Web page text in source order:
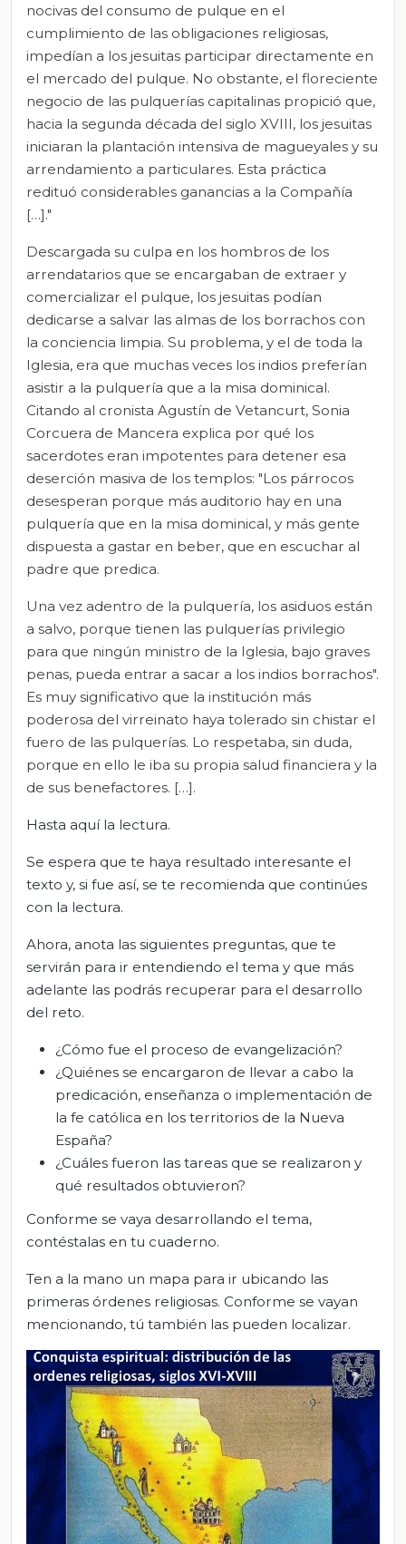
nocivas del consumo de pulque en el
cumplimiento de las obligaciones religiosas,
impedían a los jesuitas participar directamente en
el mercado del pulque. No obstante, el floreciente
negocio de las pulquerías capitalinas propició que,
hacia la segunda década del siglo XVIII, los jesuitas
iniciaran la plantación intensiva de magueyales y su
arrendamiento a particulares. Esta práctica
redituó considerables ganancias a la Compañía
[…]."
Descargada su culpa en los hombros de los
arrendatarios que se encargaban de extraer y
comercializar el pulque, los jesuitas podían
dedicarse a salvar las almas de los borrachos con
la conciencia limpia. Su problema, y el de toda la
Iglesia, era que muchas veces los indios preferían
asistir a la pulquería que a la misa dominical.
Citando al cronista Agustín de Vetancurt, Sonia
Corcuera de Mancera explica por qué los
sacerdotes eran impotentes para detener esa
deserción masiva de los templos: "Los párrocos
desesperan porque más auditorio hay en una
pulquería que en la misa dominical, y más gente
dispuesta a gastar en beber, que en escuchar al
padre que predica.
Una vez adentro de la pulquería, los asiduos están
a salvo, porque tienen las pulquerías privilegio
para que ningún ministro de la Iglesia, bajo graves
penas, pueda entrar a sacar a los indios borrachos".
Es muy significativo que la institución más
poderosa del virreinato haya tolerado sin chistar el
fuero de las pulquerías. Lo respetaba, sin duda,
porque en ello le iba su propia salud financiera y la
de sus benefactores. […].
Hasta aquí la lectura.
Se espera que te haya resultado interesante el
texto y, si fue así, se te recomienda que continúes
con la lectura.
Ahora, anota las siguientes preguntas, que te
servirán para ir entendiendo el tema y que más
adelante las podrás recuperar para el desarrollo
del reto.
¿Cómo fue el proceso de evangelización?
¿Quiénes se encargaron de llevar a cabo la
predicación, enseñanza o implementación de
la fe católica en los territorios de la Nueva
España?
¿Cuáles fueron las tareas que se realizaron y
qué resultados obtuvieron?
Conforme se vaya desarrollando el tema,
contéstalas en tu cuaderno.
Ten a la mano un mapa para ir ubicando las
primeras órdenes religiosas. Conforme se vayan
mencionando, tú también las pueden localizar.